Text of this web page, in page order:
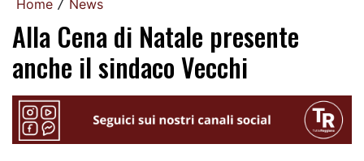
Home / News
Alla Cena di Natale presente
anche il sindaco Vecchi